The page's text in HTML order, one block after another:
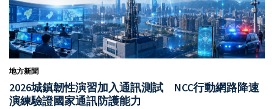
地方新聞
2026城鎮韌性演習加入通訊測試 NCC行動網路降速
演練驗證國家通訊防護能力